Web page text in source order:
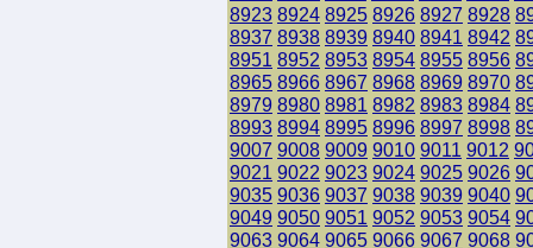
8923 8924 8925 8926 8927 8928
8937 8938 8939 8940 8941 8942
8951 8952 8953 8954 8955 8956
8965 8966 8967 8968 8969 8970
8979 8980 8981 8982 8983 8984
8993 8994 8995 8996 8997 8998
9007 9008 9009 9010 9011 9012
9021 9022 9023 9024 9025 9026
9035 9036 9037 9038 9039 9040
9049 9050 9051 9052 9053 9054
9063 9064 9065 9066 9067 9068